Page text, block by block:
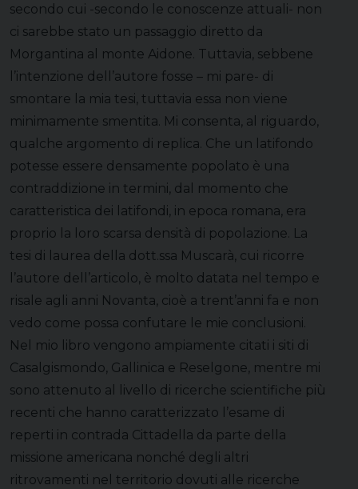
secondo cui -secondo le conoscenze attuali- non
ci sarebbe stato un passaggio diretto da
Morgantina al monte Aidone. Tuttavia, sebbene
l’intenzione dell’autore fosse – mi pare- di
smontare la mia tesi, tuttavia essa non viene
minimamente smentita. Mi consenta, al riguardo,
qualche argomento di replica. Che un latifondo
potesse essere densamente popolato è una
contraddizione in termini, dal momento che
caratteristica dei latifondi, in epoca romana, era
proprio la loro scarsa densità di popolazione. La
tesi di laurea della dott.ssa Muscarà, cui ricorre
l’autore dell’articolo, è molto datata nel tempo e
risale agli anni Novanta, cioè a trent’anni fa e non
vedo come possa confutare le mie conclusioni.
Nel mio libro vengono ampiamente citati i siti di
Casalgismondo, Gallinica e Reselgone, mentre mi
sono attenuto al livello di ricerche scientifiche più
recenti che hanno caratterizzato l’esame di
reperti in contrada Cittadella da parte della
missione americana nonché degli altri
ritrovamenti nel territorio dovuti alle ricerche